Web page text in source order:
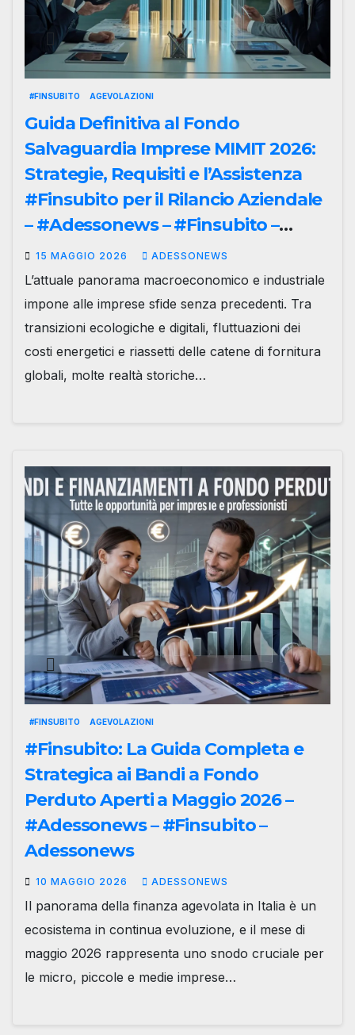
#FINSUBITO AGEVOLAZIONI
Guida Definitiva al Fondo
Salvaguardia Imprese MIMIT 2026:
Strategie, Requisiti e l’Assistenza
#Finsubito per il Rilancio Aziendale
– #Adessonews – #Finsubito –
Adessonews
15 MAGGIO 2026 ADESSONEWS
L’attuale panorama macroeconomico e industriale
impone alle imprese sfide senza precedenti. Tra
transizioni ecologiche e digitali, fluttuazioni dei
costi energetici e riassetti delle catene di fornitura
globali, molte realtà storiche…
#FINSUBITO AGEVOLAZIONI
#Finsubito: La Guida Completa e
Strategica ai Bandi a Fondo
Perduto Aperti a Maggio 2026 –
#Adessonews – #Finsubito –
Adessonews
10 MAGGIO 2026 ADESSONEWS
Il panorama della finanza agevolata in Italia è un
ecosistema in continua evoluzione, e il mese di
maggio 2026 rappresenta uno snodo cruciale per
le micro, piccole e medie imprese…